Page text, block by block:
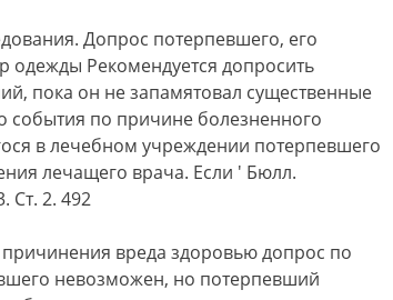
Допрос потерпевшего, его
одежды Рекомендуется допросить
пока он не запамятовал существенные
события по причине болезненного
в лечебном учреждении потерпевшего
лечащего врача. Если ' Бюлл.
Ст. 2. 492
вреда здоровью допрос по
невозможен, но потерпевший